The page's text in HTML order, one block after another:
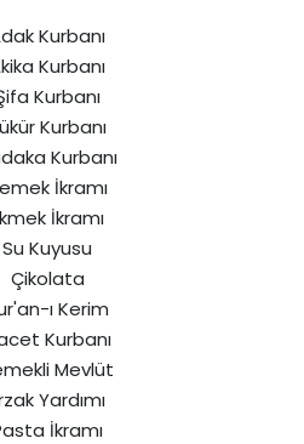
Kurbanı
Kurbanı
Kurbanı
Kurbanı
Kurbanı
İkramı
İkramı
Su Kuyusu
Çikolata
ı Kerim
Kurbanı
Mevlüt
Yardımı
İkramı